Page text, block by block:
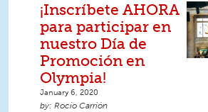
¡Inscríbete AHORA
para participar en
nuestro Día de
Promoción en
Olympia!
January 6, 2020
Rocío Carrión